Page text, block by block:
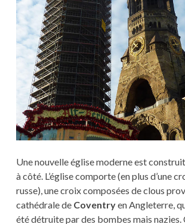
Une nouvelle église moderne est
à côté. L’église comporte (en plus d’une
russe), une croix composées de clous
cathédrale de Coventryen Angleterre,
été détruite par des bombes mais nazies.